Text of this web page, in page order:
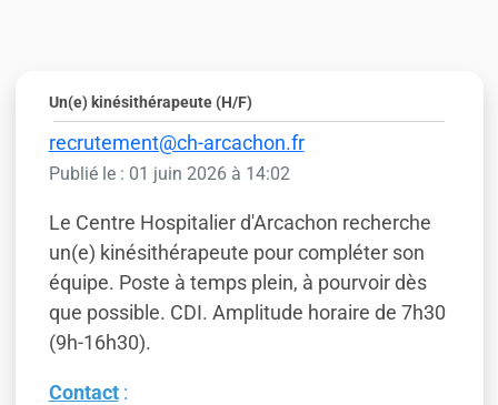
Un(e) kinésithérapeute (H/F)
recrutement@ch-arcachon.fr
Publié le : 01 juin 2026 à 14:02
Le Centre Hospitalier d'Arcachon recherche
un(e) kinésithérapeute pour compléter son
équipe. Poste à temps plein, à pourvoir dès
que possible. CDI. Amplitude horaire de 7h30
(9h-16h30).
Contact: